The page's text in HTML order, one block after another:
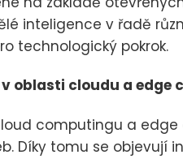
inteligence v řadě
technologický pokrok.
oblasti cloudu a edge
computingu a
Díky tomu se objevují